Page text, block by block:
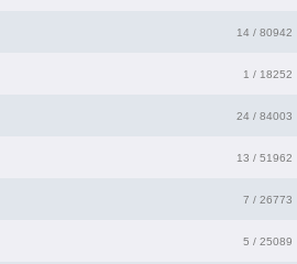
14 / 80942
1 / 18252
24 / 84003
13 / 51962
7 / 26773
5 / 25089